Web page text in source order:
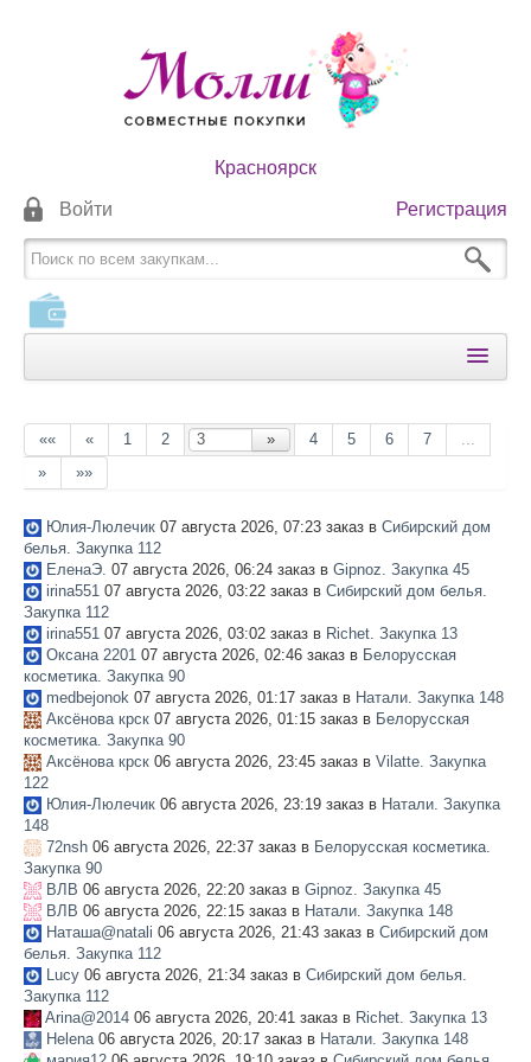
Красноярск
Войти Регистрация
КАК ОПЛАТИТЬ
КАК ПОЛУЧИТЬ
НОВОСТИ
ПОМОЩЬ
ОТЗЫВЫ
О НАС
«« « 1 2 » 4 5 6 7
...
»
»»
Юлия-Люлечик 07 августа 2026, 07:23 заказ в Сибирский дом
белья. Закупка 112
ЕленаЭ. 07 августа 2026, 06:24 заказ в Gipnoz. Закупка 45
irina551 07 августа 2026, 03:22 заказ в Сибирский дом белья.
Закупка 112
irina551 07 августа 2026, 03:02 заказ в Richet. Закупка 13
Оксана 2201 07 августа 2026, 02:46 заказ в Белорусская
косметика. Закупка 90
medbejonok 07 августа 2026, 01:17 заказ в Натали. Закупка 148
Аксёнова крск 07 августа 2026, 01:15 заказ в Белорусская
косметика. Закупка 90
Аксёнова крск 06 августа 2026, 23:45 заказ в Vilatte. Закупка
122
Юлия-Люлечик 06 августа 2026, 23:19 заказ в Натали. Закупка
148
72nsh 06 августа 2026, 22:37 заказ в Белорусская косметика.
Закупка 90
ВЛВ 06 августа 2026, 22:20 заказ в Gipnoz. Закупка 45
ВЛВ 06 августа 2026, 22:15 заказ в Натали. Закупка 148
Наташа@natali 06 августа 2026, 21:43 заказ в Сибирский дом
белья. Закупка 112
Lucy 06 августа 2026, 21:34 заказ в Сибирский дом белья.
Закупка 112
Arina@2014 06 августа 2026, 20:41 заказ в Richet. Закупка 13
Helena06 августа 2026, 20:17 заказ в Натали. Закупка 148